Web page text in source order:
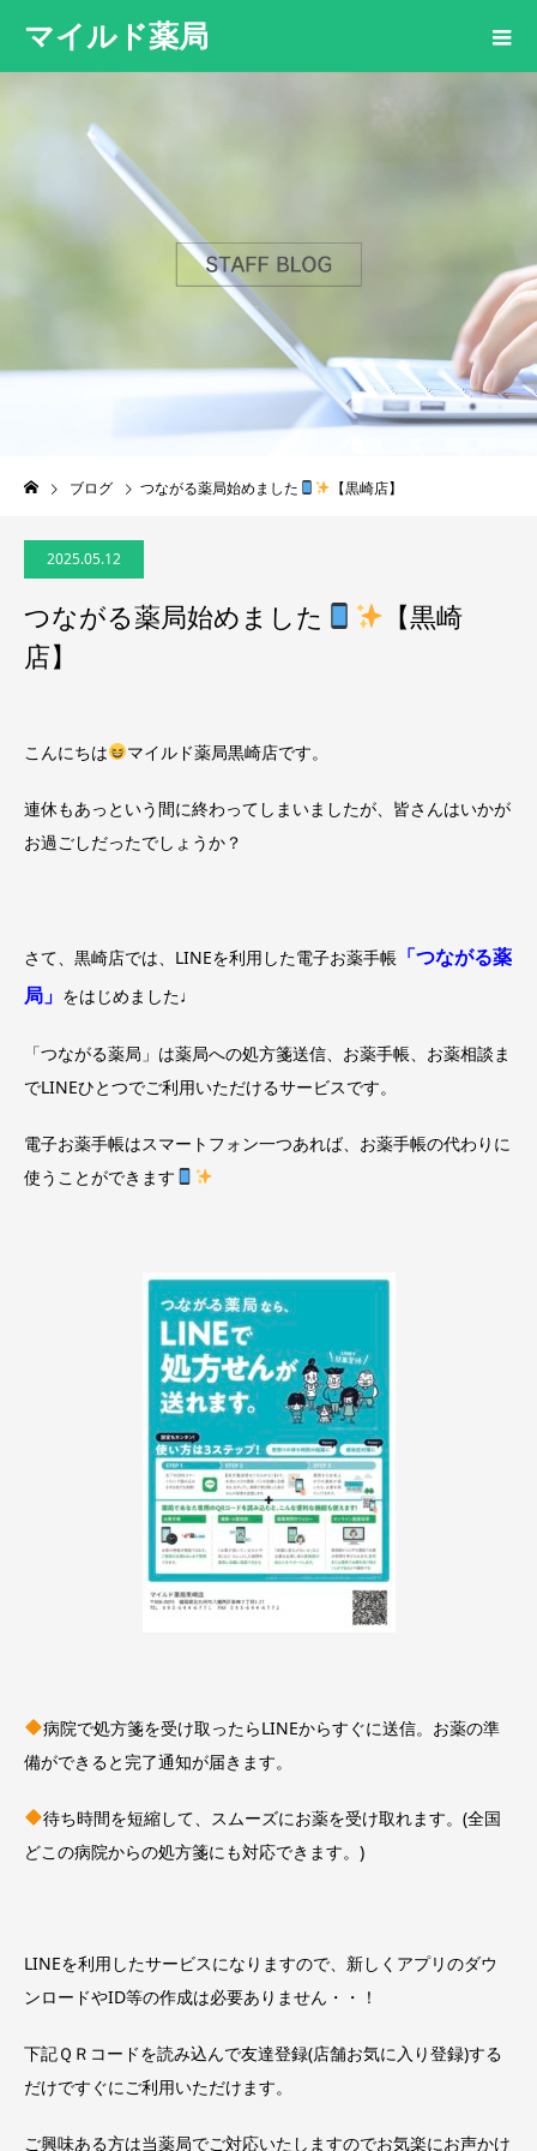
マイルド薬局
ブログ つながる薬局始めました 【黒崎店】
2025.05.12
つながる薬局始めました
【黒崎
店】
こんにちは マイルド薬局黒崎店です。
連休もあっという間に終わってしまいましたが、皆さんはいかが
お過ごしだったでしょうか？
さて、黒崎店では、LINEを利用した電子お薬手帳 「つながる薬
局」 をはじめました♩
「つながる薬局」は薬局への処方箋送信、お薬手帳、お薬相談ま
でLINEひとつでご利用いただけるサービスです。
電子お薬手帳はスマートフォン一つあれば、お薬手帳の代わりに
使うことができます
病院で処方箋を受け取ったらLINEからすぐに送信。お薬の準
備ができると完了通知が届きます。
待ち時間を短縮して、スムーズにお薬を受け取れます。(全国
どこの病院からの処方箋にも対応できます。)
LINEを利用したサービスになりますので、新しくアプリのダウ
ンロードやID等の作成は必要ありません・・！
下記ＱＲコードを読み込んで友達登録(店舗お気に入り登録)する
だけですぐにご利用いただけます。
ご興味ある方は当薬局でご対応いたしますのでお気楽にお声かけ